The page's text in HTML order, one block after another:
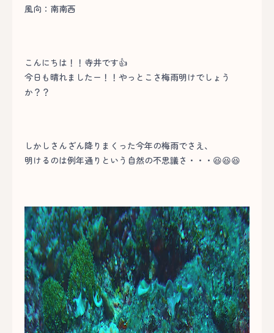
風向：南南西
こんにちは！！寺井です👍
今日も晴れましたー！！やっとこさ梅雨明けでしょう
か？？
しかしさんざん降りまくった今年の梅雨でさえ、
明けるのは例年通りという自然の不思議さ・・・😆😆😆